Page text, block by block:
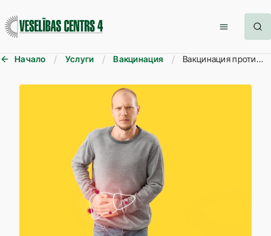
Начало Услуги Вакцинация Вакцинация против гепатита B